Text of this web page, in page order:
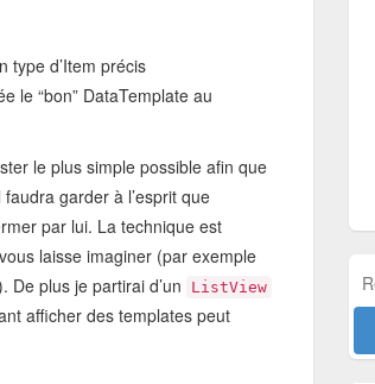
type d’Item précis
le “bon” DataTemplate au
le plus simple possible afin que
garder à l’esprit que
par lui. La technique est
laisse imaginer (par exemple
plus je partirai d’un
ListView
afficher des templates peut